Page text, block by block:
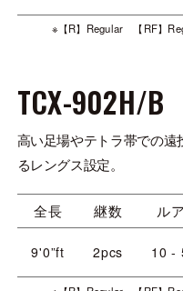
※【R】Regular 【RF】
TCX-902H/B
高い足場やテトラ帯での
るレングス設定。
全長 継数 ル
9'0”ft 2pcs 10 -